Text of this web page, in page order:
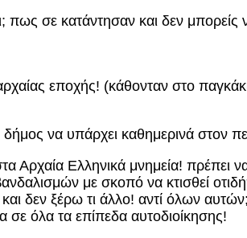
πως σε κατάντησαν και δεν
εποχής! (κάθονταν στο
να υπάρχει καθημερινά στον
Αρχαία Ελληνικά μνημεία! πρέπει
με σκοπό να κτισθεί
δεν ξέρω τι άλλο! αντί όλων
όλα τα επίπεδα αυτοδιοίκησης!